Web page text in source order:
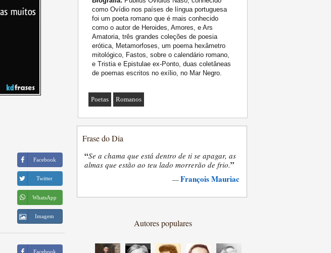
Facebook
Twitter
WhatsApp
Imagem
Facebook
como Ovídio nos países de língua portuguesa
foi um poeta romano que é mais conhecido
como o autor de Heroides, Amores, e Ars
Amatoria, três grandes coleções de poesia
erótica, Metamorfoses, um poema hexâmetro
mitológico, Fastos, sobre o calendário romano,
e Tristia e Epistulae ex-Ponto, duas coletâneas
de poemas escritos no exílio, no Mar Negro.
Poetas Romanos
Frase do Dia
“Se a chama que está dentro de ti se apagar, as
almas que estão ao teu lado morrerão de frio.”
—François Mauriac
Autores populares